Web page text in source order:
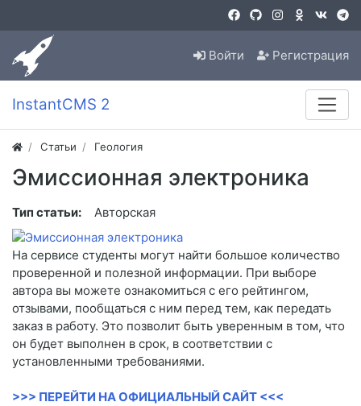
Войти Регистрация
InstantCMS 2
Статьи Геология
Эмиссионная электроника
Тип статьи: Авторская
На сервисе студенты могут найти большое количество
проверенной и полезной информации. При выборе
автора вы можете ознакомиться с его рейтингом,
отзывами, пообщаться с ним перед тем, как передать
заказ в работу. Это позволит быть уверенным в том, что
он будет выполнен в срок, в соответствии с
установленными требованиями.
>>> ПЕРЕЙТИ НА ОФИЦИАЛЬНЫЙ САЙТ <<<